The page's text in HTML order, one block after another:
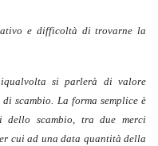
e difficoltà di trovarne la
si parlerà di valore
scambio. La forma semplice è
dello scambio, tra due merci
cui ad una data quantità della